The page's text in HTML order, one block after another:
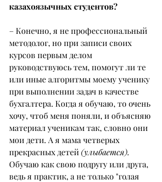
казахоязычных студентов?
– Конечно, я не профессиональный
методолог, но при записи своих
курсов первым делом
руководствуюсь тем, помогут ли те
или иные алгоритмы моему ученику
при выполнении задач в качестве
бухгалтера. Когда я обучаю, то очень
хочу, чтоб меня поняли, и объясняю
материал ученикам так, словно они
мои дети. А я мама четверых
прекрасных детей (улыбается).
Обучаю как свою подругу или друга,
ведь я практик, а не только "голая